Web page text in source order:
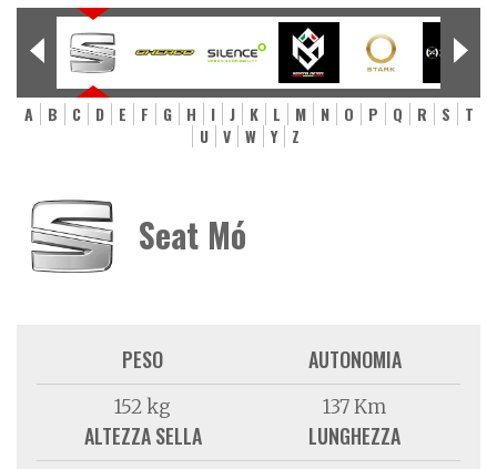
A B C D E F G H I J K L M N O P Q R S
T
U
V W Y Z
Seat Mó
PESO
152 kg
AUTONOMIA
137 Km
ALTEZZA SELLA LUNGHEZZA